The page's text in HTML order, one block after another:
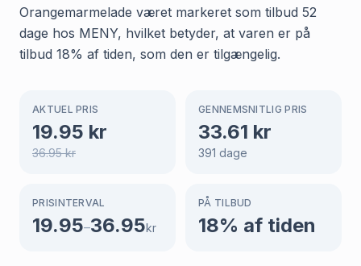
Orangemarmelade været markeret som tilbud 52
dage hos MENY, hvilket betyder, at varen er på
tilbud 18% af tiden, som den er tilgængelig.
AKTUEL PRIS
19.95 kr
36.95kr
GENNEMSNITLIG PRIS
33.61 kr
391 dage
PRISINTERVAL
19.95–36.95kr
PÅ TILBUD
18% af tiden